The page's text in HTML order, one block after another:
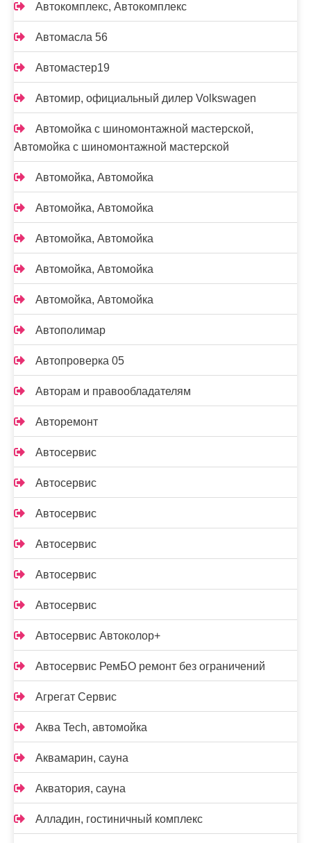
Автокомплекс, Автокомплекс
Автомасла 56
Автомастер19
Автомир, официальный дилер Volkswagen
Автомойка с шиномонтажной мастерской,
Автомойка с шиномонтажной мастерской
Автомойка, Автомойка
Автомойка, Автомойка
Автомойка, Автомойка
Автомойка, Автомойка
Автомойка, Автомойка
Автополимар
Автопроверка 05
Авторам и правообладателям
Авторемонт
Автосервис
Автосервис
Автосервис
Автосервис
Автосервис
Автосервис
Автосервис Автоколор+
Автосервис РемБО ремонт без ограничений
Агрегат Сервис
Аква Tech, автомойка
Аквамарин, сауна
Акватория, сауна
Алладин, гостиничный комплекс